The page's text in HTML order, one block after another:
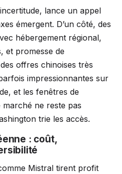
lance un appel
émergent. D’un côté, des
hébergement régional,
et promesse de
offres chinoises très
impressionnantes sur
et les fenêtres de
ne reste pas
trie les accès.
: coût,
Mistral tirent profit